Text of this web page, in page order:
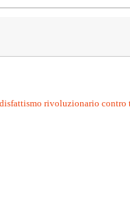
rivoluzionario contro